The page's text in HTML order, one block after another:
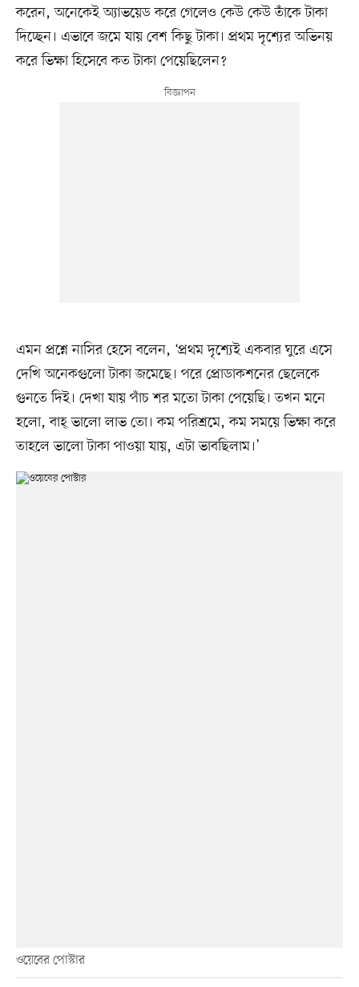
করেন, অনেকেই অ্যাভয়েড করে গেলেও কেউ কেউ তাঁকে টাকা
দিচ্ছেন। এভাবে জমে যায় বেশ কিছু টাকা। প্রথম দৃশ্যের অভিনয়
করে ভিক্ষা হিসেবে কত টাকা পেয়েছিলেন?
এমন প্রশ্নে নাসির হেসে বলেন, ‘প্রথম দৃশ্যেই একবার ঘুরে এসে
দেখি অনেকগুলো টাকা জমেছে। পরে প্রোডাকশনের ছেলেকে
গুনতে দিই। দেখা যায় পাঁচ শর মতো টাকা পেয়েছি। তখন মনে
হলো, বাহ্‌ ভালো লাভ তো। কম পরিশ্রমে, কম সময়ে ভিক্ষা করে
তাহলে ভালো টাকা পাওয়া যায়, এটা ভাবছিলাম।’
ওয়েবের পোস্টার